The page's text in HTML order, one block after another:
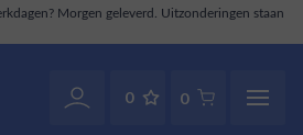
geleverd. Uitzonderingen staan
0 0